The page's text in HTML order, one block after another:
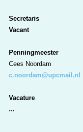
Secretaris
Vacant
Penningmeester
Cees Noordam
c.noordam@upcmail.nl
Vacature
...